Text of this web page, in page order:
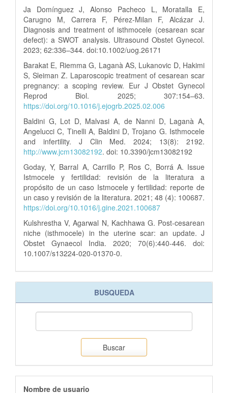
Ja Domínguez J, Alonso Pacheco L, Moratalla E,
Carugno M, Carrera F, Pérez-Milan F, Alcázar J.
Diagnosis and treatment of isthmocele (cesarean scar
defect): a SWOT analysis. Ultrasound Obstet Gynecol.
2023; 62:336–344. doi:10.1002/uog.26171
Barakat E, Riemma G, Laganà AS, Lukanovic D, Hakimi
S, Sleiman Z. Laparoscopic treatment of cesarean scar
pregnancy: a scoping review. Eur J Obstet Gynecol
Reprod Biol. 2025; 307:154–63.
https://doi.org/10.1016/j.ejogrb.2025.02.006
Baldini G, Lot D, Malvasi A, de Nanni D, Laganà A,
Angelucci C, Tinelli A, Baldini D, Trojano G. Isthmocele
and infertility. J Clin Med. 2024; 13(8): 2192.
http://www.jcm13082192. doi: 10.3390/jcm13082192
Goday, Y, Barral A, Carrillo P, Ros C, Borrá A. Issue
Istmocele y fertilidad: revisión de la literatura a
propósito de un caso Istmocele y fertilidad: reporte de
un caso y revisión de la literatura. 2021; 48 (4): 100687.
https://doi.org/10.1016/j.gine.2021.100687
Kulshrestha V, Agarwal N, Kachhawa G. Post-cesarean
niche (isthmocele) in the uterine scar: an update. J
Obstet Gynaecol India. 2020; 70(6):440-446. doi:
10.1007/s13224-020-01370-0.
BUSQUEDA
Buscar
Nombre de usuario